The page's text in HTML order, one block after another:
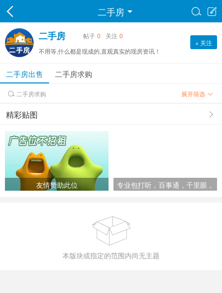
二手房 

二手房 帖子 0 关注 0
不用等,什么都是现成的,直观真实的现房资讯！
+ 关注
二手房出售 二手房求购
 二手房求购 展开筛选
精彩贴图
友情赞助此位
专业包打听，百事通，千里眼，

本版块或指定的范围内尚无主题